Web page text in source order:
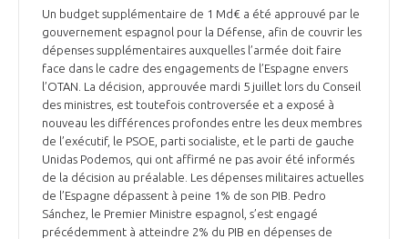
Un budget supplémentaire de 1 Md€ a été approuvé par le
gouvernement espagnol pour la Défense, afin de couvrir les
dépenses supplémentaires auxquelles l’armée doit faire
face dans le cadre des engagements de l’Espagne envers
l’OTAN. La décision, approuvée mardi 5 juillet lors du Conseil
des ministres, est toutefois controversée et a exposé à
nouveau les différences profondes entre les deux membres
de l’exécutif, le PSOE, parti socialiste, et le parti de gauche
Unidas Podemos, qui ont affirmé ne pas avoir été informés
de la décision au préalable. Les dépenses militaires actuelles
de l’Espagne dépassent à peine 1% de son PIB. Pedro
Sánchez, le Premier Ministre espagnol, s’est engagé
précédemment à atteindre 2% du PIB en dépenses de